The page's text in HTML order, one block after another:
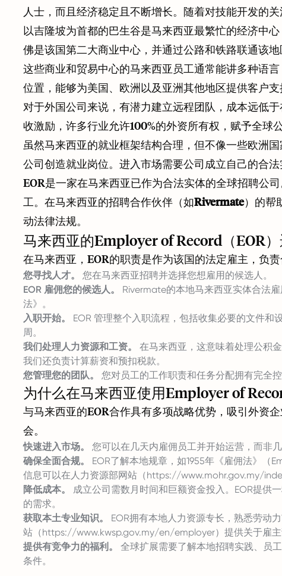
人士，而且经济稳定且不断增长。随着对技能开发的
以吉隆坡为首都的巴生谷是马来西亚最繁忙的经济中
佛是该国第二大商业中心，并通过公路和铁路联通该地
这些商业和贸易中心的马来西亚员工通常能讲多种语
位置，能够为美国、欧洲以及亚洲其他地区提供客户支
对于外国公司来说，有潜力建立远程团队，成本远低
收激励，许多行业允许100%的外资所有权，赋予全球
虽然马来西亚的就业框架结构合理，但不像一些欧洲
公司创造就业岗位。进入市场需要公司成立自己的合
EOR是一家在马来西亚已作为合法实体的全球招聘公
工。在马来西亚的招聘合作伙伴（如Rivermate）的帮
动法律法规。
马来西亚的Employer of Record（EOR
在马来西亚，EOR的职责是作为该国的法定雇主，负
您寻找人才。
您在马来西亚招聘并选择您想雇用的候选人。
EOR 雇佣您的候选人。
Rivermate的本地马来西亚实体合法
法》。
入职开始。
EOR 管理整个入职流程，包括收集必要的文件
周。
我们处理人力资源和工资。
在马来西亚，这意味着处理公积
我们还负责计算薪资和预扣税款。
您管理您的团队。
您对员工的工作职责和任务分配拥有完全
为什么在马来西亚使用Employer of
与马来西亚的EOR合作具有多项战略优势，吸引外资
会。
快速进入市场。
您可以在几天内雇佣员工并开始运营，而非
确保全面合规。
EOR了解本地规章，如1955年《雇佣法》（
信息可以在人力资源部网站（https://www.mohr.gov.my/
降低成本。
成立公司需数月时间和巨额资金投入。EOR提供
的需求。
获取本土专业知识。
EOR拥有本地人力资源专长，熟悉劳动
站（https://www.kwsp.gov.my/en/employer）提供关于雇主
提供有竞争力的福利。
全球扩展需要了解本地招聘实践、员
条件。